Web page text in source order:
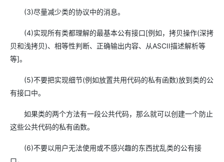
(3)尽量减少类的协议中的消息。
(4)实现所有类都理解的最基本公有接口[例如，拷贝操作(深拷
贝和浅拷贝)、相等性判断、正确输出内容、从ASCII描述解析等
等]。
(5)不要把实现细节(例如放置共用代码的私有函数)放到类的公
有接口中。
如果类的两个方法有一段公共代码，那么就可以创建一个防止
这些公共代码的私有函数。
(6)不要以用户无法使用或不感兴趣的东西扰乱类的公有接